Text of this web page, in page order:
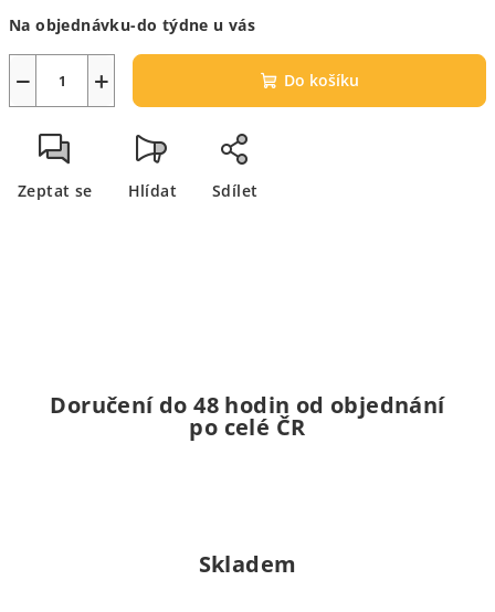
cena:
Na objednávku-do týdne u vás
+
− Do košíku
Zeptat se Hlídat Sdílet
Doručení do 48 hodin od objednání
po celé ČR
Skladem